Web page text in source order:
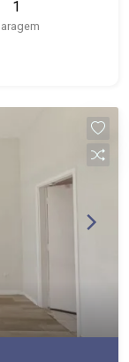
com
1